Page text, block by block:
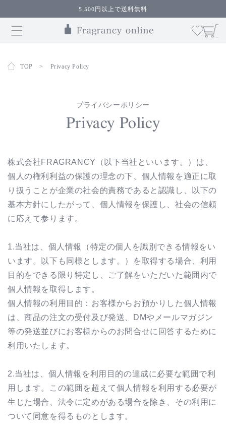
進む
5,500円以上で送料無料
カ
ー
TOP > Privacy Policy
プライバシーポリシー
Privacy Policy
株式会社FRAGRANCY
（以下当社といいます。）は、
個人の権利利益の保護の理念の下、個人情報を適正に取
り扱うことが企業の社会的責務であると認識し、以下の
基本方針にしたがって、個人情報を保護し、社会の信頼
に応えて参ります。
1.当社は、個人情報（特定の個人を識別できる情報をい
います。以下も同様とします。）を取得する場合、利用
目的をできる限り特定し、ご了解をいただいた範囲内で
個人情報を取得します。
個人情報の利用目的：お客様からお預かりした個人情報
は、商品の注文の受付及び発送、
DMやメールマガジン
等の発送並びにお客様からのお問合せに回答するために
利用いたします。
2.当社は、個人情報を利用目的の達成に必要な範囲で利
用します。この範囲を超えて個人情報を利用する必要が
生じた場合、法令に定めがある場合を除き、その利用に
ついて同意を得るものとします。